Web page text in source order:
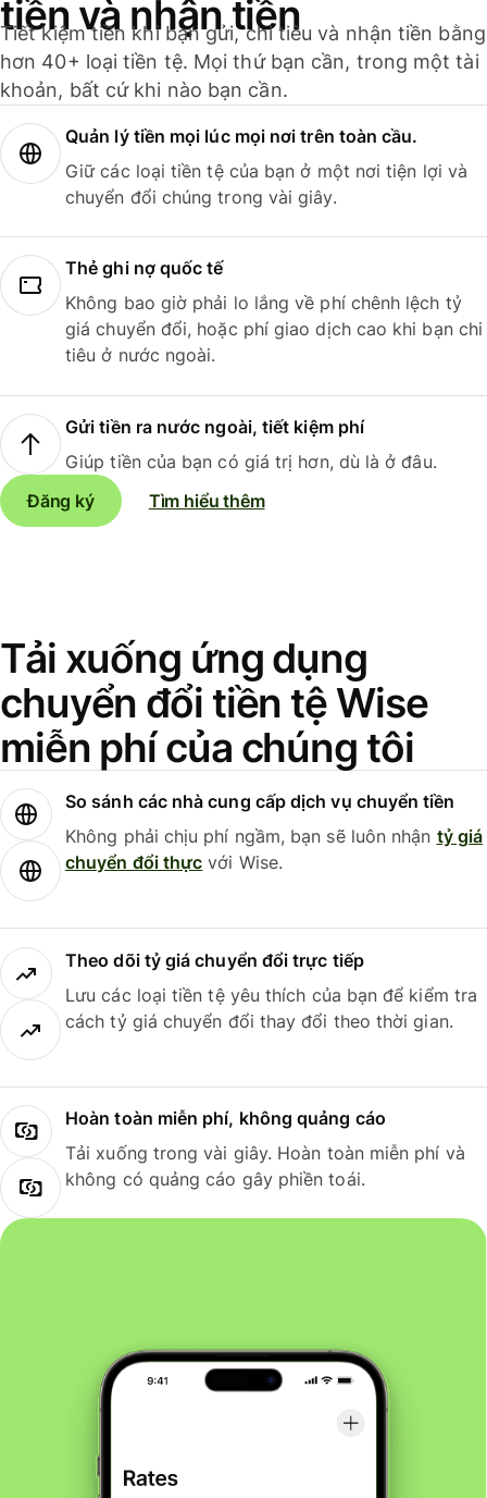
tiền và nhận tiền
Tiết kiệm tiền khi bạn gửi, chi tiêu và nhận tiền bằng
hơn 40+ loại tiền tệ. Mọi thứ bạn cần, trong một tài
khoản, bất cứ khi nào bạn cần.
Quản lý tiền mọi lúc mọi nơi trên toàn cầu.
Giữ các loại tiền tệ của bạn ở một nơi tiện lợi và
chuyển đổi chúng trong vài giây.
Thẻ ghi nợ quốc tế
Không bao giờ phải lo lắng về phí chênh lệch tỷ
giá chuyển đổi, hoặc phí giao dịch cao khi bạn chi
tiêu ở nước ngoài.
Gửi tiền ra nước ngoài, tiết kiệm phí
Giúp tiền của bạn có giá trị hơn, dù là ở đâu.
Đăng ký
Tìm hiểu thêm
Tải xuống ứng dụng
chuyển đổi tiền tệ Wise
miễn phí của chúng tôi
So sánh các nhà cung cấp dịch vụ chuyển tiền
Không phải chịu phí ngầm, bạn sẽ luôn nhận tỷ giá
chuyển đổi thực với Wise.
Theo dõi tỷ giá chuyển đổi trực tiếp
Lưu các loại tiền tệ yêu thích của bạn để kiểm tra
cách tỷ giá chuyển đổi thay đổi theo thời gian.
Hoàn toàn miễn phí, không quảng cáo
Tải xuống trong vài giây. Hoàn toàn miễn phí và
không có quảng cáo gây phiền toái.